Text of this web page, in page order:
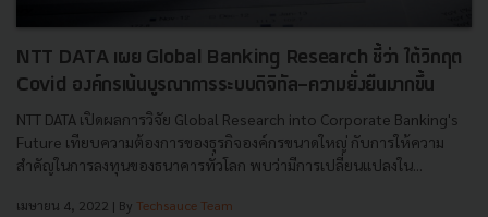
NTT DATA เผย Global Banking Research ชี้ว่า ใต้วิกฤต
Covid องค์กรเน้นบูรณาการระบบดิจิทัล-ความยั่งยืนมากขึ้น
NTT DATA เปิดผลการวิจัย Global Research into Corporate Banking's
Future เทียบความต้องการของธุรกิจองค์กรขนาดใหญ่ กับการให้ความ
สำคัญในการลงทุนของธนาคารทั่วโลก พบว่ามีการเปลี่ยนแปลงใน...
เมษายน 4, 2022 | By Techsauce Team